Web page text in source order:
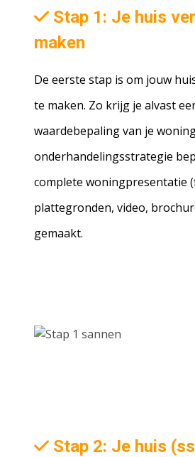
Stap 1: Je huis
maken
De eerste stap is om jouw
te maken. Zo krijg je alvast
waardebepaling van je
onderhandelingsstrategie
complete woningpresentatie
plattegronden, video,
gemaakt.
Stap 2: Je huis